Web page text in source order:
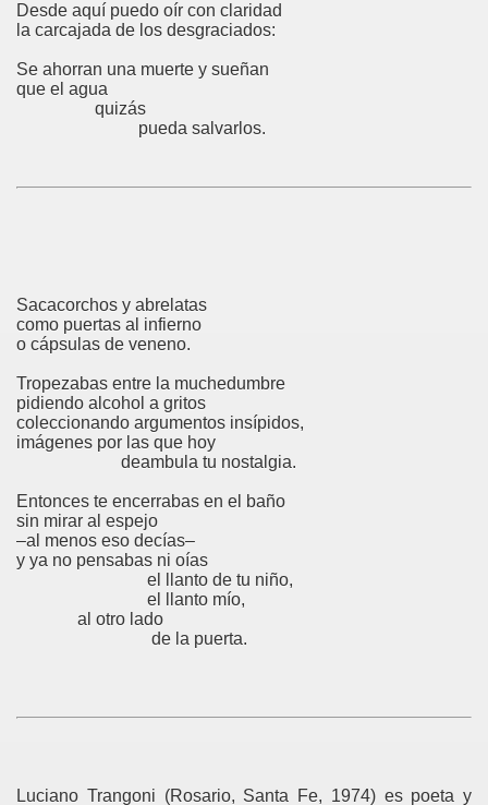
Desde aquí puedo oír con claridad
la carcajada de los desgraciados:
Se ahorran una muerte y sueñan
que el agua
quizás
pueda salvarlos.
Sacacorchos y abrelatas
como puertas al infierno
o cápsulas de veneno.
Tropezabas entre la muchedumbre
pidiendo alcohol a gritos
coleccionando argumentos insípidos,
imágenes por las que hoy
deambula tu nostalgia.
Entonces te encerrabas en el baño
sin mirar al espejo
–al menos eso decías–
y ya no pensabas ni oías
el llanto de tu niño,
el llanto mío,
al otro lado
de la puerta.
Luciano Trangoni (Rosario, Santa Fe, 1974) es poeta y